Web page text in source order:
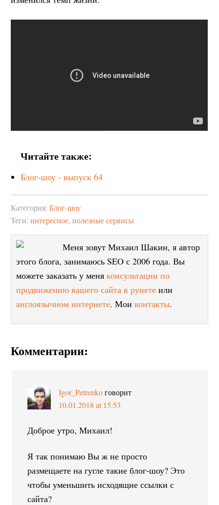
Читайте также:
Блог-шоу - выпуск 64
Категория:Блог-шоу
Теги:интересное,полезные сервисы
Меня зовут Михаил Шакин, я автор
этого блога, занимаюсь SEO с 2006 года. Вы
можете заказать у меняконсультации по
продвижению вашего сайта в рунете или
англоязычном интернете. Моиконтакты.
Комментарии:
Igor_Petrenko говорит
10.01.2018 at 15:53
Доброе утро, Михаил!
Я так понимаю Вы ж не просто
размещаете на гугле такие блог-шоу? Это
чтобы уменьшить исходящие ссылки с
сайта?